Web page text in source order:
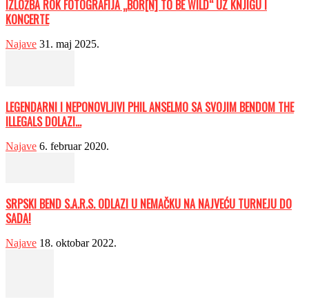
IZLOŽBA ROK FOTOGRAFIJA „BOR[N] TO BE WILD“ UZ KNJIGU I
KONCERTE
Najave 31. maj 2025.
LEGENDARNI I NEPONOVLJIVI PHIL ANSELMO SA SVOJIM BENDOM THE
ILLEGALS DOLAZI...
Najave 6. februar 2020.
SRPSKI BEND S.A.R.S. ODLAZI U NEMAČKU NA NAJVEĆU TURNEJU DO
SADA!
Najave 18. oktobar 2022.